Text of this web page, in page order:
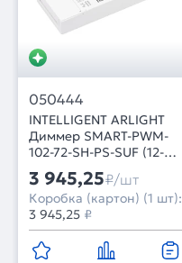
050444
INTELLIGENT ARLIGHT
Диммер SMART-PWM-
102-72-SH-PS-SUF (12-
48V, 2x7A, 2.4G) (IARL,
Контроллер)
3 945,25₽/шт
Коробка (картон) (1 шт):
3 945,25 ₽